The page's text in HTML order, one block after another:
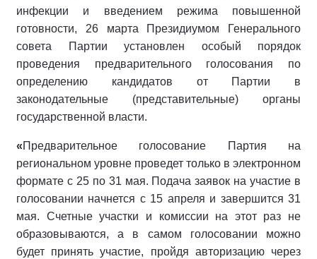
инфекции и введением режима повышенной
готовности, 26 марта Президиумом Генерального
совета Партии установлен особый порядок
проведения предварительного голосования по
определению кандидатов от Партии в
законодательные (представительные) органы
государственной власти.
«Предварительное голосование Партия на
региональном уровне проведет только в электронном
формате с 25 по 31 мая. Подача заявок на участие в
голосовании начнется с 15 апреля и завершится 31
мая. Счетные участки и комиссии на этот раз не
образовываются, а в самом голосовании можно
будет принять участие, пройдя авторизацию через